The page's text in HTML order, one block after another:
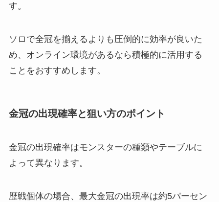
す。
ソロで全冠を揃えるよりも圧倒的に効率が良いた
め、オンライン環境があるなら積極的に活用する
ことをおすすめします。
金冠の出現確率と狙い方のポイント
金冠の出現確率はモンスターの種類やテーブルに
よって異なります。
歴戦個体の場合、最大金冠の出現率は約5パーセン